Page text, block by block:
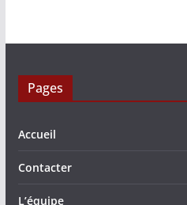
Pages
Accueil
Contacter
L’équipe